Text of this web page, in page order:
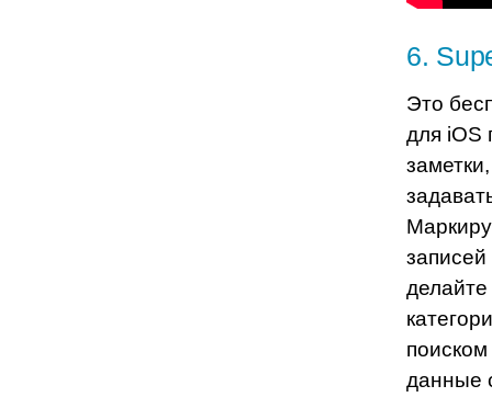
6.
Это
для iOS
делайте
данные